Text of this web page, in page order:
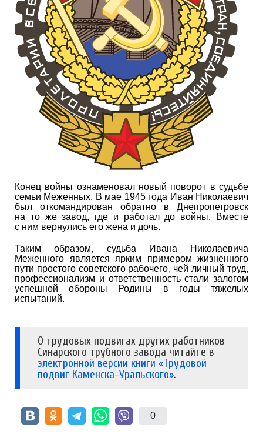
Конец войны ознаменовал новый поворот в судьбе
семьи Меженных. В мае 1945 года Иван Николаевич
был откомандирован обратно в Днепропетровск
на то же завод, где и работал до войны. Вместе
с ним вернулись его жена и дочь.
Таким образом, судьба Ивана Николаевича
Меженного является ярким примером жизненного
пути простого советского рабочего, чей личный труд,
профессионализм и ответственность стали залогом
успешной обороны Родины в годы тяжелых
испытаний.
О трудовых подвигах других работников
Синарского трубного завода читайте в
электронной версии книги «Трудовой
подвиг Каменска-Уральского».
0